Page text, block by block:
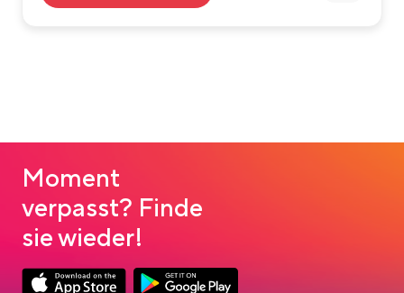
Moment
verpasst? Finde
sie wieder!